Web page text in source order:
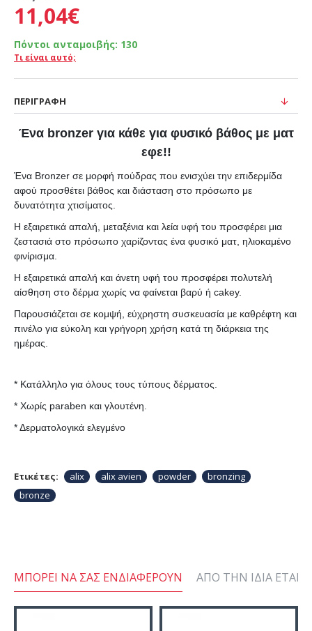
11,04€
Πόντοι ανταμοιβής: 130
Τι είναι αυτό;
ΠΕΡΙΓΡΑΦΉ
Ένα bronzer για κάθε για φυσικό βάθος με ματ
εφε!!
Ένα Bronzer σε μορφή πούδρας που ενισχύει την επιδερμίδα
αφού προσθέτει βάθος και διάσταση στο πρόσωπο με
δυνατότητα χτισίματος.
Η εξαιρετικά απαλή, μεταξένια και λεία υφή του προσφέρει μια
ζεστασιά στο πρόσωπο χαρίζοντας ένα φυσικό ματ, ηλιοκαμένο
φινίρισμα.
Η εξαιρετικά απαλή και άνετη υφή του προσφέρει πολυτελή
αίσθηση στο δέρμα χωρίς να φαίνεται βαρύ ή cakey.
Παρουσιάζεται σε κομψή, εύχρηστη συσκευασία με καθρέφτη και
πινέλο για εύκολη και γρήγορη χρήση κατά τη διάρκεια της
ημέρας.
* Κατάλληλο για όλους τους τύπους δέρματος.
* Χωρίς paraben και γλουτένη.
* Δερματολογικά ελεγμένο
Ετικέτες: alix alix avien powder
bronzing
bronze
ΜΠΟΡΕΊ ΝΑ ΣΑΣ ΕΝΔΙΑΦΈΡΟΥΝ ΑΠΌ ΤΗΝ ΊΔΙΑ